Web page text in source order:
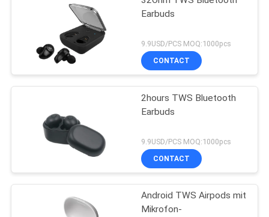
Earbuds
9.9USD/PCS MOQ:1000pcs
CONTACT
2hours TWS Bluetooth
Earbuds
9.9USD/PCS MOQ:1000pcs
CONTACT
Android TWS Airpods mit
Mikrofon-